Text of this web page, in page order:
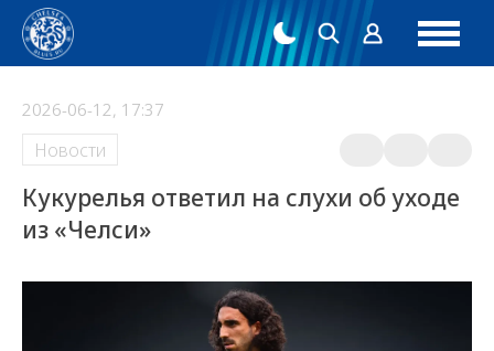
2026-06-12, 17:37
Новости
Кукурелья ответил на слухи об уходе
из «Челси»